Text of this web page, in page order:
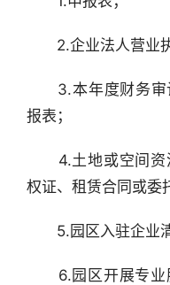
2.企业法人营业执
3.本年度财务审
报表；
4.土地或空间资
权证、租赁合同或委
5.园区入驻企业清
6.园区开展专业